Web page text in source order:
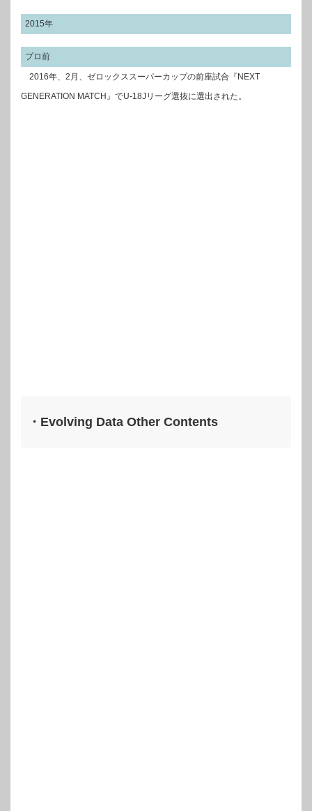
2015年
プロ前
2016年、2月、ゼロックススーパーカップの前座試合『NEXT
GENERATION MATCH』でU-18Jリーグ選抜に選出された。
・Evolving Data Other Contents